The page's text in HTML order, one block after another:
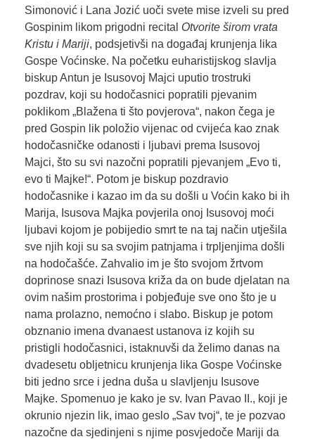
Simonović i Lana Jozić uoči svete mise izveli su pred
Gospinim likom prigodni recital Otvorite širom vrata
Kristu i Mariji, podsjetivši na događaj krunjenja lika
Gospe Voćinske. Na početku euharistijskog slavlja
biskup Antun je Isusovoj Majci uputio trostruki
pozdrav, koji su hodočasnici popratili pjevanim
poklikom „Blažena ti što povjerova“, nakon čega je
pred Gospin lik položio vijenac od cvijeća kao znak
hodočasničke odanosti i ljubavi prema Isusovoj
Majci, što su svi nazočni popratili pjevanjem „Evo ti,
evo ti Majke!“. Potom je biskup pozdravio
hodočasnike i kazao im da su došli u Voćin kako bi ih
Marija, Isusova Majka povjerila onoj Isusovoj moći
ljubavi kojom je pobijedio smrt te na taj način utješila
sve njih koji su sa svojim patnjama i trpljenjima došli
na hodočašće. Zahvalio im je što svojom žrtvom
doprinose snazi Isusova križa da on bude djelatan na
ovim našim prostorima i pobjeđuje sve ono što je u
nama prolazno, nemoćno i slabo. Biskup je potom
obznanio imena dvanaest ustanova iz kojih su
pristigli hodočasnici, istaknuvši da želimo danas na
dvadesetu obljetnicu krunjenja lika Gospe Voćinske
biti jedno srce i jedna duša u slavljenju Isusove
Majke. Spomenuo je kako je sv. Ivan Pavao II., koji je
okrunio njezin lik, imao geslo „Sav tvoj“, te je pozvao
nazočne da sjedinjeni s njime posvjedoče Mariji da